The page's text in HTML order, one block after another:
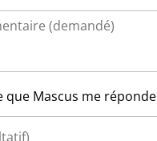
que Mascus me réponde